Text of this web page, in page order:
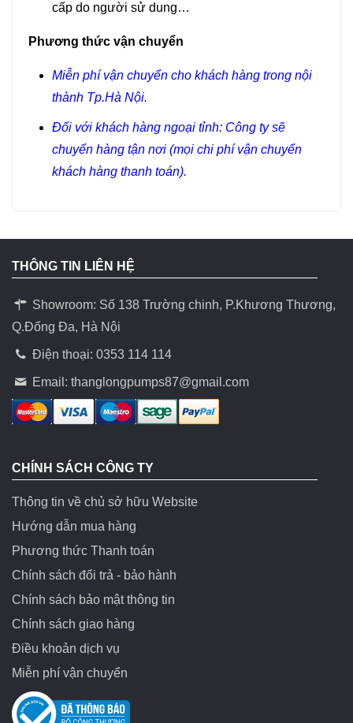
cấp do người sử dung…
Phương thức vận chuyển
Miễn phí vận chuyển cho khách hàng trong nội
thành Tp.Hà Nội.
Đối với khách hàng ngoại tỉnh: Công ty sẽ
chuyển hàng tận nơi (mọi chi phí vận chuyển
khách hàng thanh toán).
THÔNG TIN LIÊN HỆ
Showroom: Số 138 Trường chinh, P.Khương Thương,
Q.Đống Đa, Hà Nội
Điện thoại: 0353 114 114
Email:thanglongpumps87@gmail.com
CHÍNH SÁCH CÔNG TY
Thông tin về chủ sở hữu Website
Hướng dẫn mua hàng
Phương thức Thanh toán
Chính sách đổi trả - bảo hành
Chính sách bảo mật thông tin
Chính sách giao hàng
Điều khoản dịch vụ
Miễn phí vận chuyển